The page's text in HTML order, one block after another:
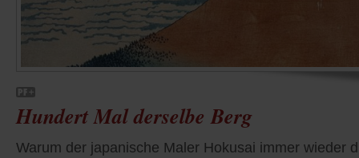
Hundert Mal derselbe Berg
Warum der japanische Maler Hokusai immer wieder